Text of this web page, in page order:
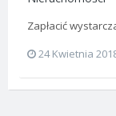
Zapłacić
24 Kwietnia